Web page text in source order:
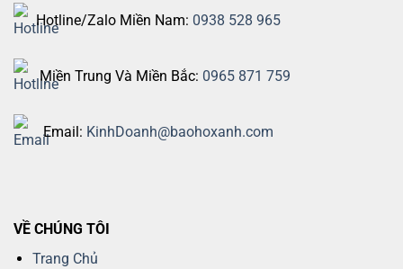
Hotline/Zalo Miền Nam: 0938 528 965
Miền Trung Và Miền Bắc: 0965 871 759
Email: KinhDoanh@baohoxanh.com
VỀ CHÚNG TÔI
Trang Chủ